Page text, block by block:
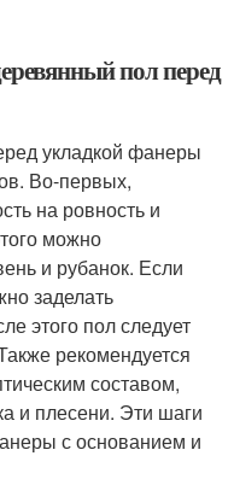
пол перед
укладкой фанеры
Во-первых,
на ровность и
можно
и рубанок. Если
заделать
этого пол следует
рекомендуется
составом,
и плесени. Эти шаги
с основанием и